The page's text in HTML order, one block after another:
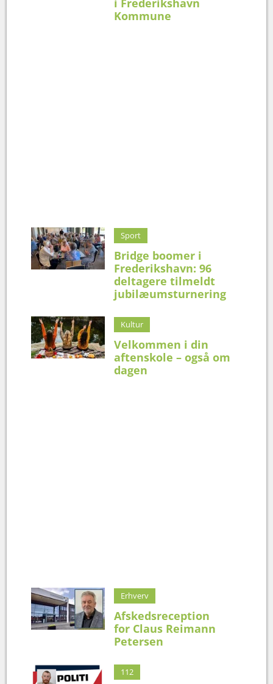
i Frederikshavn
Kommune
Sport
Bridge boomer i
Frederikshavn: 96
deltagere tilmeldt
jubilæumsturnering
Kultur
Velkommen i din
aftenskole – også om
dagen
Erhverv
Afskedsreception
for Claus Reimann
Petersen
112